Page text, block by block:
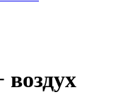
воздух